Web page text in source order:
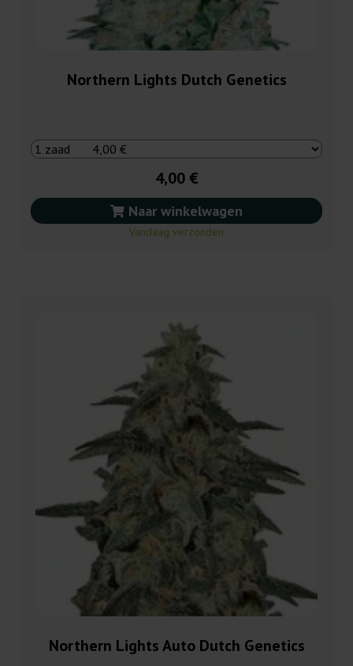
Northern Lights Dutch Genetics
4,00 €
Naar winkelwagen
Vandaag verzonden
Northern Lights Auto Dutch Genetics